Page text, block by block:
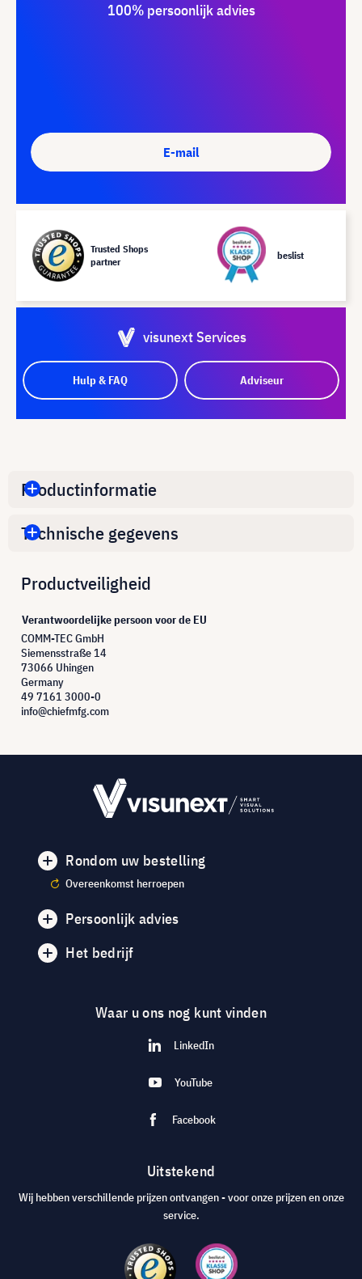
100% persoonlijk advies
E-mail
Trusted Shops
partner
beslist
visunext Services
Hulp & FAQ Adviseur
Productinformatie
Technische gegevens
Productveiligheid
Verantwoordelijke persoon voor de EU
COMM-TEC GmbH
Siemensstraße 14
73066 Uhingen
Germany
49 7161 3000-0
info@chiefmfg.com
Rondom uw bestelling
Overeenkomst herroepen
Persoonlijk advies
Het bedrijf
Waar u ons nog kunt vinden
LinkedIn
YouTube
Facebook
Uitstekend
Wij hebben verschillende prijzen ontvangen - voor onze prijzen en onze
service.